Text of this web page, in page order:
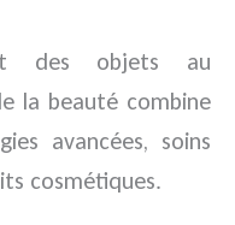
des objets au
la beauté combine
avancées, soins
cosmétiques.